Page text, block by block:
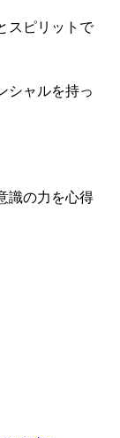
スピリットで
シャルを持っ
識の力を心得